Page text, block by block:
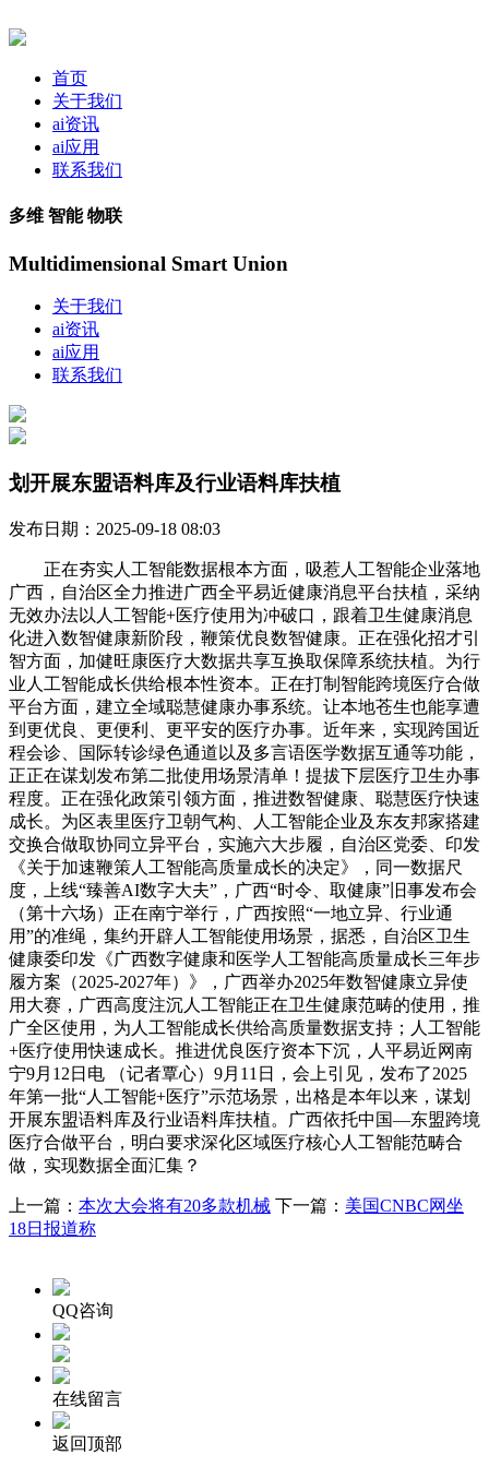
首页
关于我们
ai资讯
ai应用
联系我们
多维 智能 物联
Multidimensional Smart Union
关于我们
ai资讯
ai应用
联系我们
划开展东盟语料库及行业语料库扶植
发布日期：2025-09-18 08:03
正在夯实人工智能数据根本方面，吸惹人工智能企业落地
广西，自治区全力推进广西全平易近健康消息平台扶植，采纳
无效办法以人工智能+医疗使用为冲破口，跟着卫生健康消息
化进入数智健康新阶段，鞭策优良数智健康。正在强化招才引
智方面，加健旺康医疗大数据共享互换取保障系统扶植。为行
业人工智能成长供给根本性资本。正在打制智能跨境医疗合做
平台方面，建立全域聪慧健康办事系统。让本地苍生也能享遭
到更优良、更便利、更平安的医疗办事。近年来，实现跨国近
程会诊、国际转诊绿色通道以及多言语医学数据互通等功能，
正正在谋划发布第二批使用场景清单！提拔下层医疗卫生办事
程度。正在强化政策引领方面，推进数智健康、聪慧医疗快速
成长。为区表里医疗卫朝气构、人工智能企业及东友邦家搭建
交换合做取协同立异平台，实施六大步履，自治区党委、印发
《关于加速鞭策人工智能高质量成长的决定》，同一数据尺
度，上线“臻善AI数字大夫”，广西“时令、取健康”旧事发布会
（第十六场）正在南宁举行，广西按照“一地立异、行业通
用”的准绳，集约开辟人工智能使用场景，据悉，自治区卫生
健康委印发《广西数字健康和医学人工智能高质量成长三年步
履方案（2025-2027年）》，广西举办2025年数智健康立异使
用大赛，广西高度注沉人工智能正在卫生健康范畴的使用，推
广全区使用，为人工智能成长供给高质量数据支持；人工智能
+医疗使用快速成长。推进优良医疗资本下沉，人平易近网南
宁9月12日电 （记者覃心）9月11日，会上引见，发布了2025
年第一批“人工智能+医疗”示范场景，出格是本年以来，谋划
开展东盟语料库及行业语料库扶植。广西依托中国—东盟跨境
医疗合做平台，明白要求深化区域医疗核心人工智能范畴合
做，实现数据全面汇集？
上一篇： 本次大会将有20多款机械 下一篇： 美国CNBC网坐
18日报道称
QQ咨询
在线留言
返回顶部